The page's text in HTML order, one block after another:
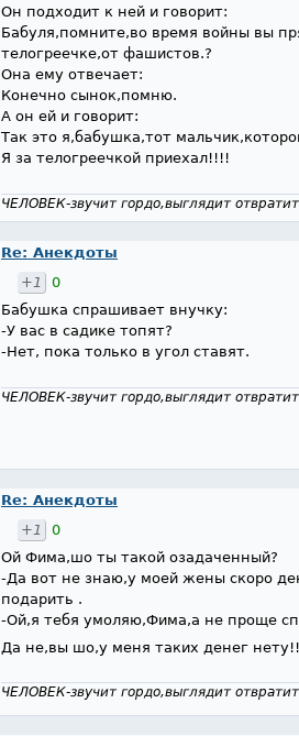
Он подходит к ней и говорит:
Бабуля,помните,во время войны вы
телогреечке,от фашистов.?
Она ему отвечает:
Конечно сынок,помню.
А он ей и говорит:
Так это я,бабушка,тот
Я за телогреечкой приехал!!!!
ЧЕЛОВЕК-звучит гордо,выглядит
Re: Анекдоты
+1
0
Бабушка спрашивает внучку:
-У вас в садике топят?
-Нет, пока только в угол ставят.
ЧЕЛОВЕК-звучит гордо,выглядит
Re: Анекдоты
+1
0
Ой Фима,шо ты такой озадаченный?
-Да вот не знаю,у моей жены скоро
подарить .
-Ой,я тебя умоляю,Фима,а не проще
Да не,вы шо,у меня таких денег
ЧЕЛОВЕК-звучит гордо,выглядит